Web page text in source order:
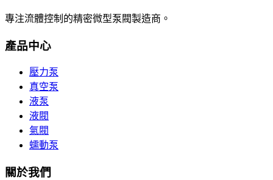
專注流體控制的精密微型泵閥製造商。
產品中心
壓力泵
真空泵
液泵
液閥
氣閥
蠕動泵
關於我們